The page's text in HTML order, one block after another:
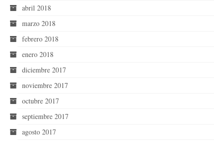
abril 2018
marzo 2018
febrero 2018
enero 2018
diciembre 2017
noviembre 2017
octubre 2017
septiembre 2017
agosto 2017